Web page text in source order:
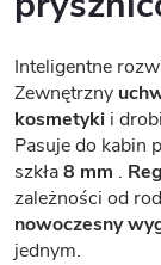
Inteligentne
Zewnętrzny
kosmetyki i
Pasuje do kabin
szkła8 mm .
zależności od
nowoczesny
jednym.